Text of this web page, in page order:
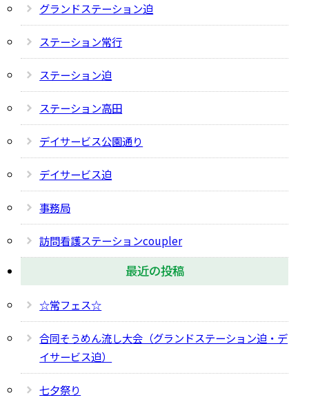
グランドステーション迫
ステーション常行
ステーション迫
ステーション高田
デイサービス公園通り
デイサービス迫
事務局
訪問看護ステーションcoupler
最近の投稿
☆常フェス☆
合同そうめん流し大会（グランドステーション迫・デ
イサービス迫）
七夕祭り